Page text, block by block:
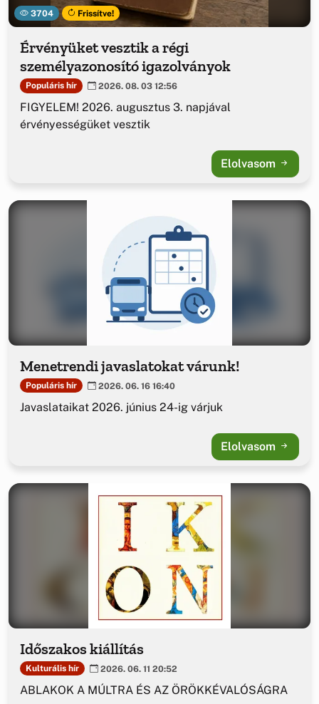
3704 Frissítve!
Érvényüket vesztik a régi
személyazonosító igazolványok
Populáris hír 2026. 08. 03 12:56
FIGYELEM! 2026. augusztus 3. napjával
érvényességüket vesztik
Elolvasom
Menetrendi javaslatokat várunk!
Populáris hír 2026. 06. 16 16:40
Javaslataikat 2026. június 24-ig várjuk
Elolvasom
Időszakos kiállítás
Kulturális hír 2026. 06. 11 20:52
ABLAKOK A MÚLTRA ÉS AZ ÖRÖKKÉVALÓSÁGRA